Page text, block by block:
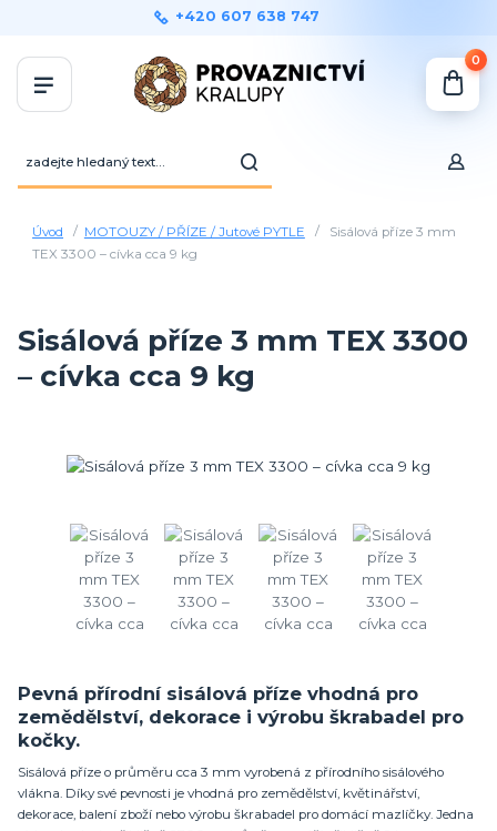
+420 607 638 747
0
Úvod MOTOUZY / PŘÍZE / Jutové PYTLE
Sisálová příze 3 mm
TEX 3300 – cívka cca 9 kg
Sisálová příze 3 mm TEX 3300
– cívka cca 9 kg
Pevná přírodní sisálová příze vhodná pro
zemědělství, dekorace i výrobu škrabadel pro
kočky.
Sisálová příze o průměru cca 3 mm vyrobená z přírodního sisálového
vlákna. Díky své pevnosti je vhodná pro zemědělství, květinářství,
dekorace, balení zboží nebo výrobu škrabadel pro domácí mazlíčky. Jedna